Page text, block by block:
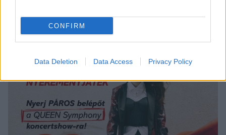
CONFIRM
Data Deletion Data Access Privacy Policy